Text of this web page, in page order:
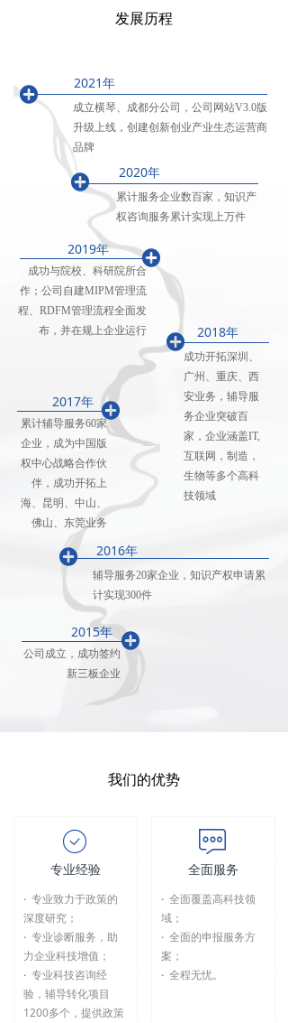
发展历程
끴
成立横琴、成都分公司，公司网站V3.0版
升级上线，创建创新创业产业生态运营商
品牌
2021年
累计服务企业数百家，知识产
权咨询服务累计实现上万件
2020年
끴
成功与院校、科研院所合
作；公司自建MIPM管理流
程、RDFM管理流程全面发
布，并在规上企业运行
2019年 끴
成功开拓深圳、
广州、重庆、西
安业务，辅导服
务企业突破百
家，企业涵盖IT,
互联网，制造，
生物等多个高科
技领域
2018年
끴
累计辅导服务60家
企业，成为中国版
权中心战略合作伙
伴，成功开拓上
海、昆明、中山、
佛山、东莞业务
2017年 끴
辅导服务20家企业，知识产权申请累
计实现300件
2016年
끴
公司成立，成功签约
新三板企业
2015年
끴
我们的优势
专业经验
· 专业致力于政策的
深度研究；
· 专业诊断服务，助
力企业科技增值；
· 专业科技咨询经
验，辅导转化项目
1200多个，提供政策
ꄗ
全面服务
· 全面覆盖高科技领
域；
· 全面的申报服务方
案；
· 全程无忧。
ꁳ